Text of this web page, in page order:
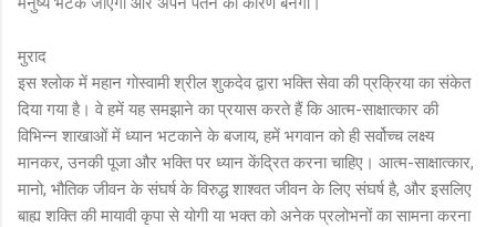
मुराद
इस श्लोक में महान गोस्वामी श्रील शुकदेव द्वारा भक्ति सेवा की प्रक्रिया का संकेत
दिया गया है। वे हमें यह समझाने का प्रयास करते हैं कि आत्म-साक्षात्कार की
विभिन्न शाखाओं में ध्यान भटकाने के बजाय, हमें भगवान को ही सर्वोच्च लक्ष्य
मानकर, उनकी पूजा और भक्ति पर ध्यान केंद्रित करना चाहिए। आत्म-साक्षात्कार,
मानो, भौतिक जीवन के संघर्ष के विरुद्ध शाश्वत जीवन के लिए संघर्ष है, और इसलिए
बाह्य शक्ति की मायावी कृपा से योगी या भक्त को अनेक प्रलोभनों का सामना करना